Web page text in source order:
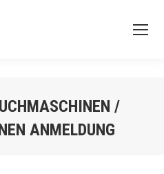
/
ANMELDUNG